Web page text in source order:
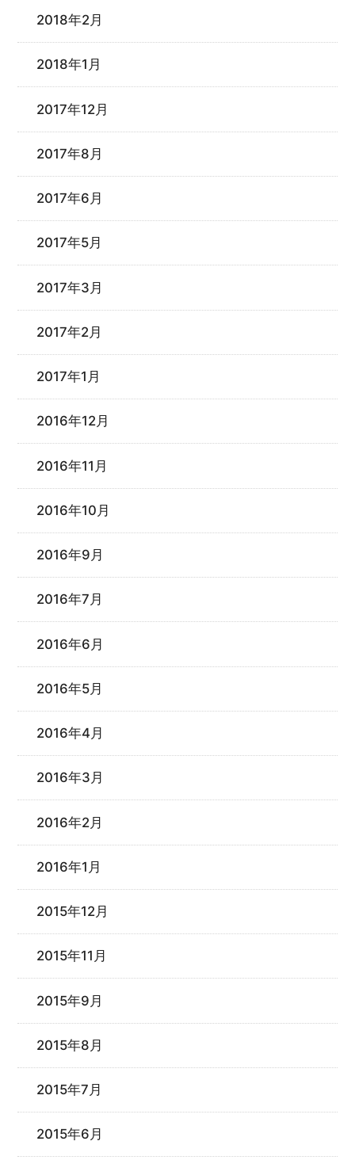
2018年2月
2018年1月
2017年12月
2017年8月
2017年6月
2017年5月
2017年3月
2017年2月
2017年1月
2016年12月
2016年11月
2016年10月
2016年9月
2016年7月
2016年6月
2016年5月
2016年4月
2016年3月
2016年2月
2016年1月
2015年12月
2015年11月
2015年9月
2015年8月
2015年7月
2015年6月